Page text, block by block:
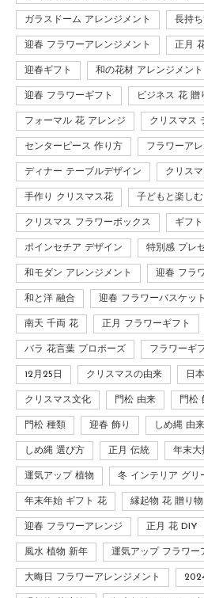
ガラスドーム アレンジメント 長持
迎春 フラワーアレンジメント 正月
迎春ギフト 和の花材 アレンジメント
迎春 フラワーギフト ビジネス 花 贈
フォーマル 花 アレンジ クリスマス
センターピース 作り方 フラワーア
ディナー テーブルデザイン クリス
手作り クリスマス花 子どもと楽し
クリスマス フラワーボックス ギフ
ポインセチア デザイン 特別感 プレ
和モダン アレンジメント 迎春 フラ
和と洋 融合 迎春 フラワーバスケット
南天 千両 花 正月 フラワーギフト
バラ 花言葉 プロポーズ フラワーギ
12月25日 クリスマスの由来 日
クリスマス文化 門松 由来 門松
門松 種類 迎春 飾り しめ縄 由来
しめ縄 選び方 正月 伝統 年末大
運気アップ 植物 冬 インテリア グリ
年末年始 ギフト 花 縁起物 花 贈り物
迎春 フラワーアレンジ 正月 花 DIY
風水 植物 新年 運気アップ フラワー
大晦日 フラワーアレンジメント